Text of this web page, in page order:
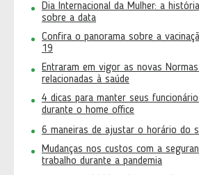
Dia Internacional da Mulher: a
sobre a data
Confira o panorama sobre a
19
Entraram em vigor as novas
relacionadas à saúde
4 dicas para manter seus
durante o home office
6 maneiras de ajustar o horário do
Mudanças nos custos com a
trabalho durante a pandemia